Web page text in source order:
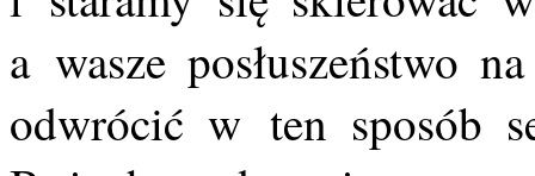
a wasze posłuszeństwo
odwrócić w ten sposób